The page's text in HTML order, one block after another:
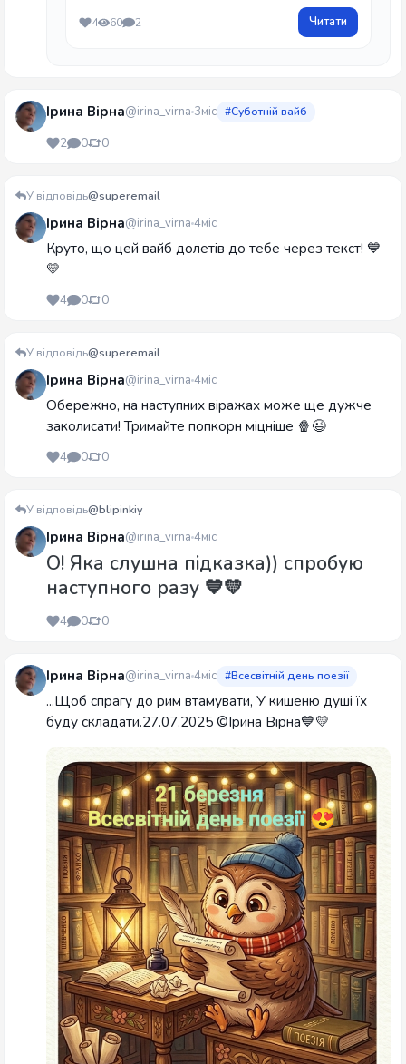
4 60 2 Читати
Ірина Вірна@irina_virna 3міс #Суботній вайб
2 0 0
У відповідь@superemail
Ірина Вірна@irina_virna 4міс
Круто, що цей вайб долетів до тебе через текст! 💙
💛
4 0 0
У відповідь@superemail
Ірина Вірна@irina_virna 4міс
Обережно, на наступних віражах може ще дужче
заколисати! Тримайте попкорн міцніше 🍿😉
4 0 0
У відповідь@blipinkiy
Ірина Вірна@irina_virna 4міс
О! Яка слушна підказка)) спробую
наступного разу 💙💛
4 0 0
Ірина Вірна@irina_virna 4міс #Всесвітній день поезії
...Щоб спрагу до рим втамувати, У кишеню душі їх
буду складати.27.07.2025 ©Ірина Вірна💙💛